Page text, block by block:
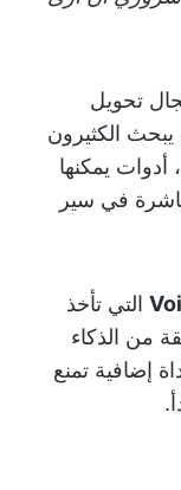
تحويل
الكثيرون
يمكنها
في سير
التي تأخذ
من الذكاء
إضافية تمنع